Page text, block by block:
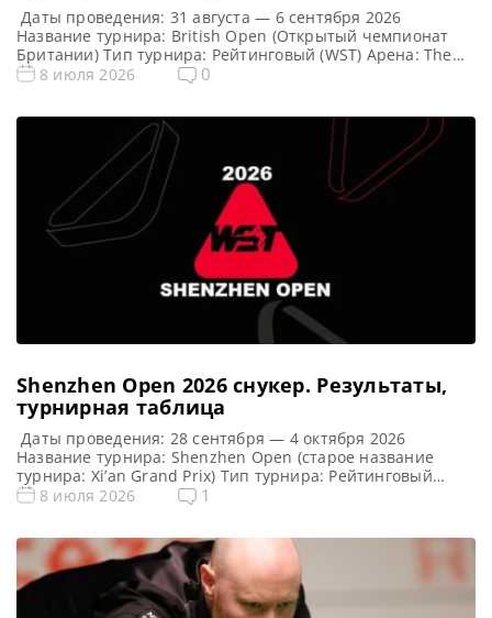
Даты проведения: 31 августа — 6 сентября 2026
Название турнира: British Open (Открытый чемпионат
Британии) Тип турнира: Рейтинговый (WST) Арена: The
Centaur Место проведения (населенный пункт, город,
турнира: Примечание: Особенность формата: после
каждого раунда проходит случайная жеребьевка (пары
игроков формируются случайным образом)!!! Турнирная
8 июля 2026 0
Shenzhen Open 2026 cнукер. Результаты,
турнирная таблица
Даты проведения: 28 сентября — 4 октября 2026
Название турнира: Shenzhen Open (старое название
турнира: Xi’an Grand Prix) Тип турнира: Рейтинговый
Арена: Место проведения (населенный пункт, город,
Уильямс ( 2025 ) Турнирная таблица Shenzhen Open 2026:
Шэньчжэнь Опен 2026 — турнирная сетка рейтингового
[…]
8 июля 2026 1